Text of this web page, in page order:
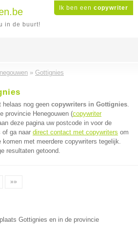
Ik ben een copywriter
in de buurt!
» Gottignies
helaas nog geen copywriters in Gottignies.
provincie Henegouwen (copywriter
deze pagina uw postcode in voor de
of ga naar direct contact met copywriters om
met meerdere copywriters tegelijk.
resultaten getoond.
»»
Gottignies en in de provincie